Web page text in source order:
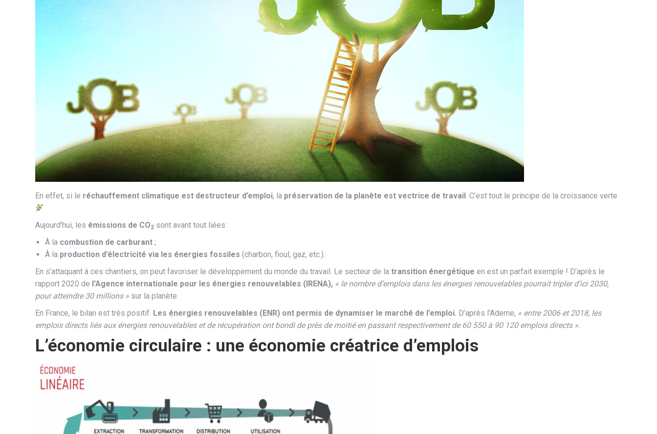
En effet, si le réchauffement climatique est destructeur d’emploi, la préservation de la planète est vectrice de travail. C’est tout le principe de la croissance verte
Aujourd’hui, les émissions de CO2 sont avant tout liées :
À la combustion de carburant ;
À la production d’électricité via les énergies fossiles (charbon, fioul, gaz, etc.).
En s’attaquant à ces chantiers, on peut favoriser le développement du monde du travail. Le secteur de la transition énergétique en est un parfait exemple ! D’après le
rapport 2020 de l’Agence internationale pour les énergies renouvelables (IRENA), « le nombre d’emplois dans les énergies renouvelables pourrait tripler d’ici 2030,
pour atteindre 30 millions » sur la planète.
En France, le bilan est très positif. Les énergies renouvelables (ENR) ont permis de dynamiser le marché de l’emploi. D’après l’Ademe, « entre 2006 et 2018, les
emplois directs liés aux énergies renouvelables et de récupération ont bondi de près de moitié en passant respectivement de 60 550 à 90 120 emplois directs ».
L’économie circulaire : une économie créatrice d’emplois